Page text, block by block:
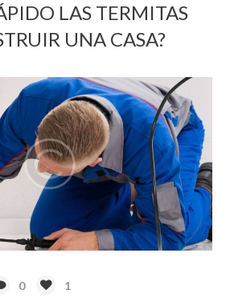
LAS TERMITAS
UNA CASA?
0 1